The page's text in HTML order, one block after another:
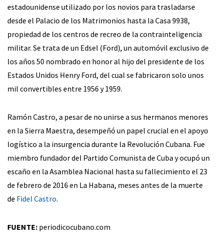
estadounidense utilizado por los novios para trasladarse
desde el Palacio de los Matrimonios hasta la Casa 9938,
propiedad de los centros de recreo de la contrainteligencia
militar. Se trata de un Edsel (Ford), un automóvil exclusivo de
los años 50 nombrado en honor al hijo del presidente de los
Estados Unidos Henry Ford, del cual se fabricaron solo unos
mil convertibles entre 1956 y 1959.
Ramón Castro, a pesar de no unirse a sus hermanos menores
en la Sierra Maestra, desempeñó un papel crucial en el apoyo
logístico a la insurgencia durante la Revolución Cubana. Fue
miembro fundador del Partido Comunista de Cuba y ocupó un
escaño en la Asamblea Nacional hasta su fallecimiento el 23
de febrero de 2016 en La Habana, meses antes de la muerte
de Fidel Castro.
FUENTE: periodicocubano.com